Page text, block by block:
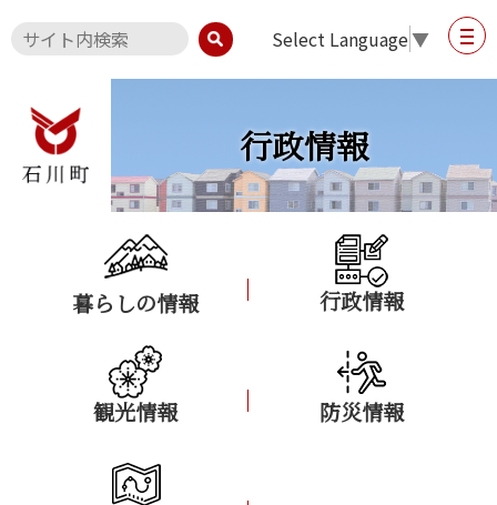
Select Language▼
行政情報
暮らしの情報 行政情報
観光情報 防災情報